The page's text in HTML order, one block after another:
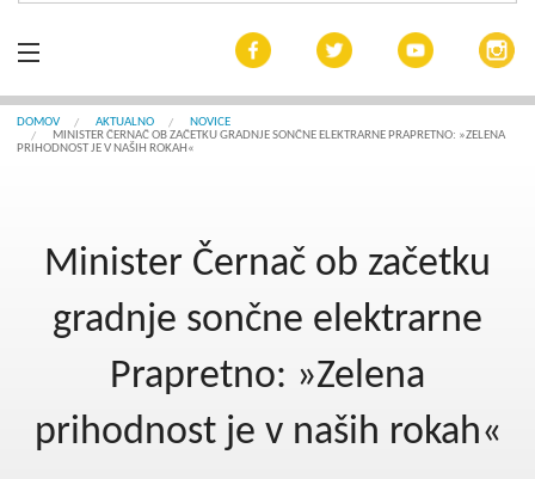
Aktualno
Kohezija do 2020
Po 2020
Seznam projektov
Blog
DOMOV AKTUALNO
NOVICE
MINISTER ČERNAČ OB ZAČETKU GRADNJE SONČNE ELEKTRARNE PRAPRETNO: »ZELENA
PRIHODNOST JE V NAŠIH ROKAH«
Minister Černač ob začetku
gradnje sončne elektrarne
Prapretno: »Zelena
prihodnost je v naših rokah«